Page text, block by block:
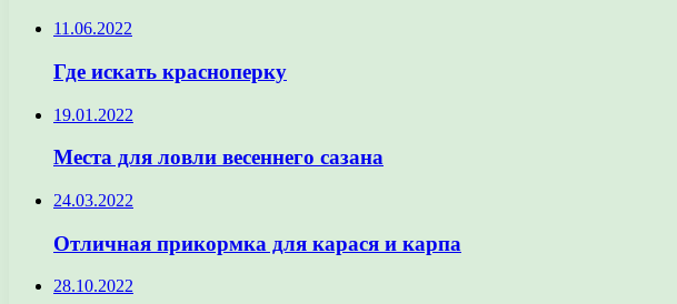
11.06.2022
Где искать красноперку
19.01.2022
Места для ловли весеннего сазана
24.03.2022
Отличная прикормка для карася и карпа
28.10.2022